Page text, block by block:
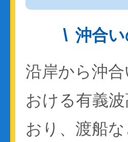
沖合
沿岸から沖
おける有義
おり、渡船